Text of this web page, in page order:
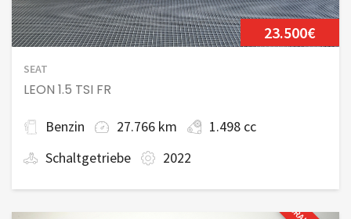
23.500€
SEAT
LEON 1.5 TSI FR
Benzin 27.766 km
1.498 cc
Schaltgetriebe
2022